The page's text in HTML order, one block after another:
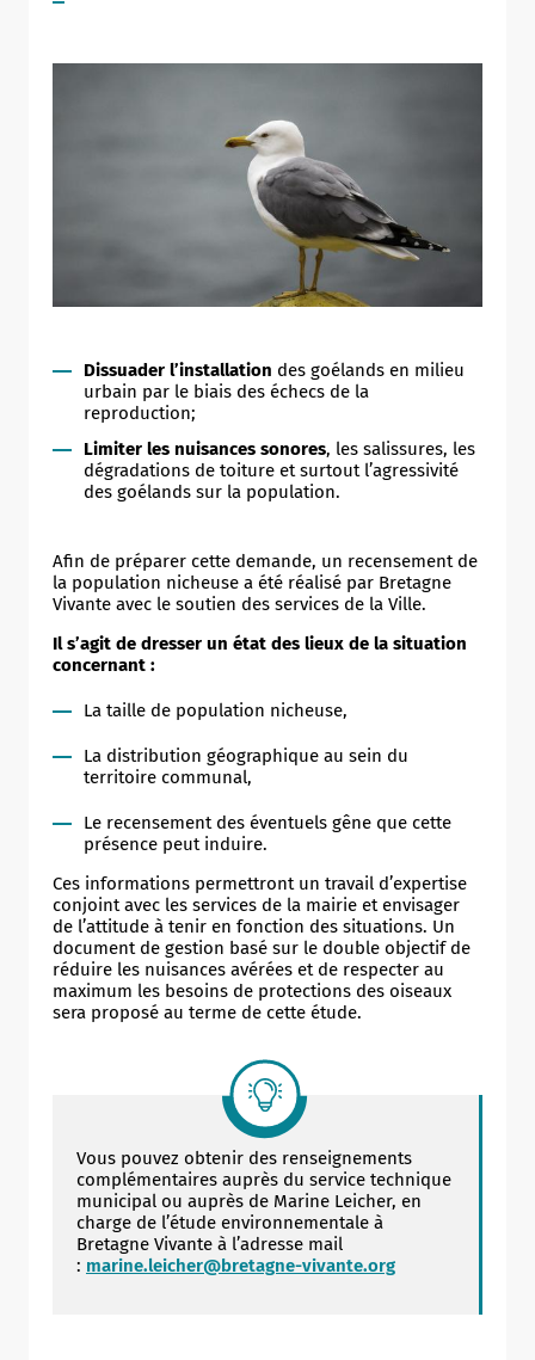
Dissuader l’installation des goélands en milieu
urbain par le biais des échecs de la
reproduction;
Limiter les nuisances sonores, les salissures, les
dégradations de toiture et surtout l’agressivité
des goélands sur la population.
Afin de préparer cette demande, un recensement de
la population nicheuse a été réalisé par Bretagne
Vivante avec le soutien des services de la Ville.
Il s’agit de dresser un état des lieux de la situation
concernant :
La taille de population nicheuse,
La distribution géographique au sein du
territoire communal,
Le recensement des éventuels gêne que cette
présence peut induire.
Ces informations permettront un travail d’expertise
conjoint avec les services de la mairie et envisager
de l’attitude à tenir en fonction des situations. Un
document de gestion basé sur le double objectif de
réduire les nuisances avérées et de respecter au
maximum les besoins de protections des oiseaux
sera proposé au terme de cette étude.
Vous pouvez obtenir des renseignements
complémentaires auprès du service technique
municipal ou auprès de Marine Leicher, en
charge de l’étude environnementale à
Bretagne Vivante à l’adresse mail
: marine.leicher@bretagne-vivante.org
ShareThis is disabled. Allow